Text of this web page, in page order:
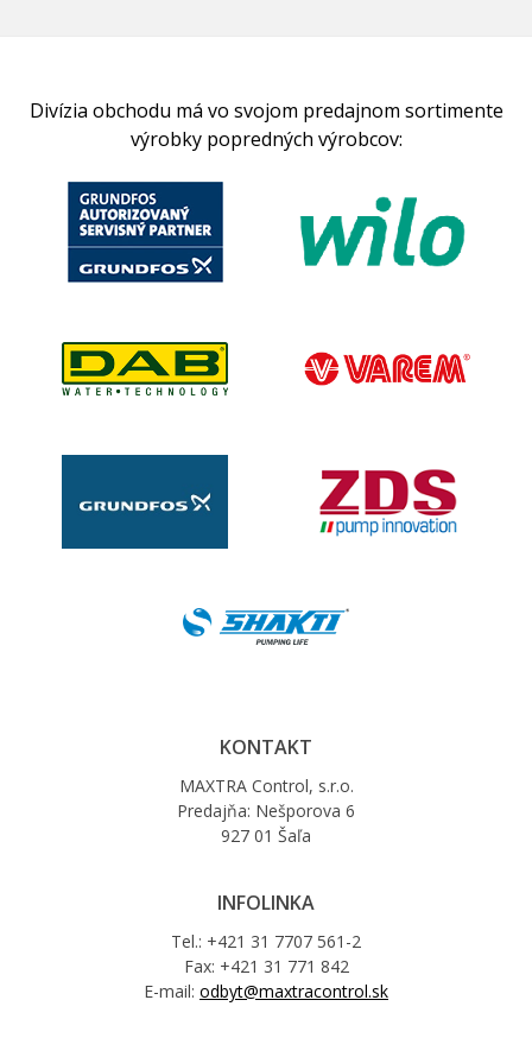
Divízia obchodu má vo svojom predajnom sortimente
výrobky popredných výrobcov:
KONTAKT
MAXTRA Control, s.r.o.
Predajňa: Nešporova 6
927 01 Šaľa
INFOLINKA
Tel.: +421 31 7707 561-2
Fax: +421 31 771 842
E-mail: odbyt@maxtracontrol.sk